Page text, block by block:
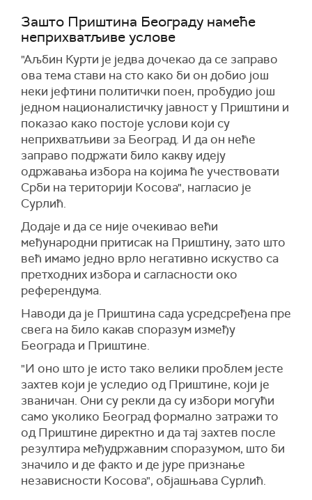
Зашто Приштина Београду намеће
неприхватљиве услове
"Аљбин Курти је једва дочекао да се заправо
ова тема стави на сто како би он добио још
неки јефтини политички поен, пробудио још
једном националистичку јавност у Приштини и
показао како постоје услови који су
неприхватљиви за Београд. И да он неће
заправо подржати било какву идеју
одржавања избора на којима ће учествовати
Срби на територији Косова", нагласио је
Сурлић.
Додаје и да се није очекивао већи
међународни притисак на Приштину, зато што
већ имамо једно врло негативно искуство са
претходних избора и сагласности око
референдума.
Наводи да је Приштина сада усредсређена пре
свега на било какав споразум између
Београда и Приштине.
"И оно што је исто тако велики проблем јесте
захтев који је уследио од Приштине, који је
званичан. Они су рекли да су избори могући
само уколико Београд формално затражи то
од Приштине директно и да тај захтев после
резултира међудржавним споразумом, што би
значило и де факто и де јуре признање
независности Косова", објашњава Сурлић.